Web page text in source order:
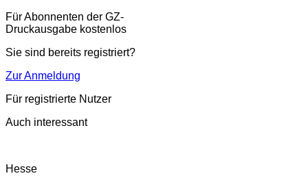
Für Abonnenten der GZ-
Druckausgabe kostenlos
Sie sind bereits registriert?
Zur Anmeldung
Für registrierte Nutzer
Auch interessant
Hesse